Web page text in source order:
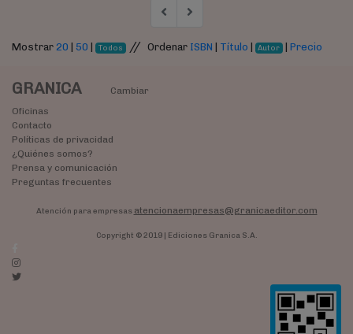
Mostrar 20 50 Todos // Ordenar ISBN Título Autor |Precio
GRANICA
Cambiar
Oficinas
Contacto
Políticas de privacidad
¿Quiénes somos?
Prensa y comunicación
Preguntas frecuentes
Atención para empresas atencionaempresas@granicaeditor.com
Copyright © 2019 | Ediciones Granica S.A.